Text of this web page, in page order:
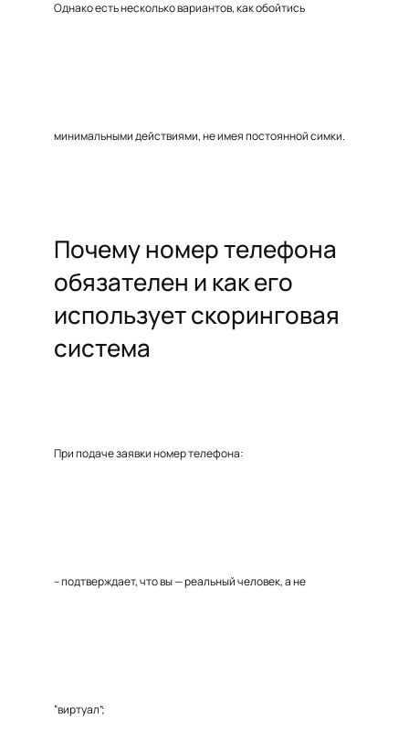
Однако есть несколько вариантов, как обойтись
минимальными действиями, не имея постоянной симки.
Почему номер телефона
обязателен и как его
использует скоринговая
система
При подаче заявки номер телефона:
– подтверждает, что вы — реальный человек, а не
“виртуал”;